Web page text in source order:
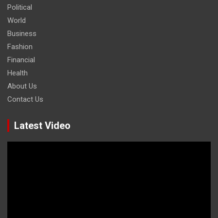
Political
World
Business
Fashion
Financial
Health
About Us
Contact Us
Latest Video